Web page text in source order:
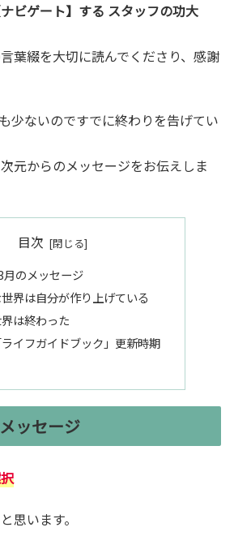
ビゲート】する スタッフの功大
葉綴を大切に読んでくださり、感謝
少ないのですでに終わりを告げてい
元からのメッセージをお伝えしま
目次
月のメッセージ
界は自分が作り上げている
は終わった
イフガイドブック」更新時期
ッセージ
思います。